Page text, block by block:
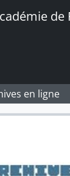
de
en ligne